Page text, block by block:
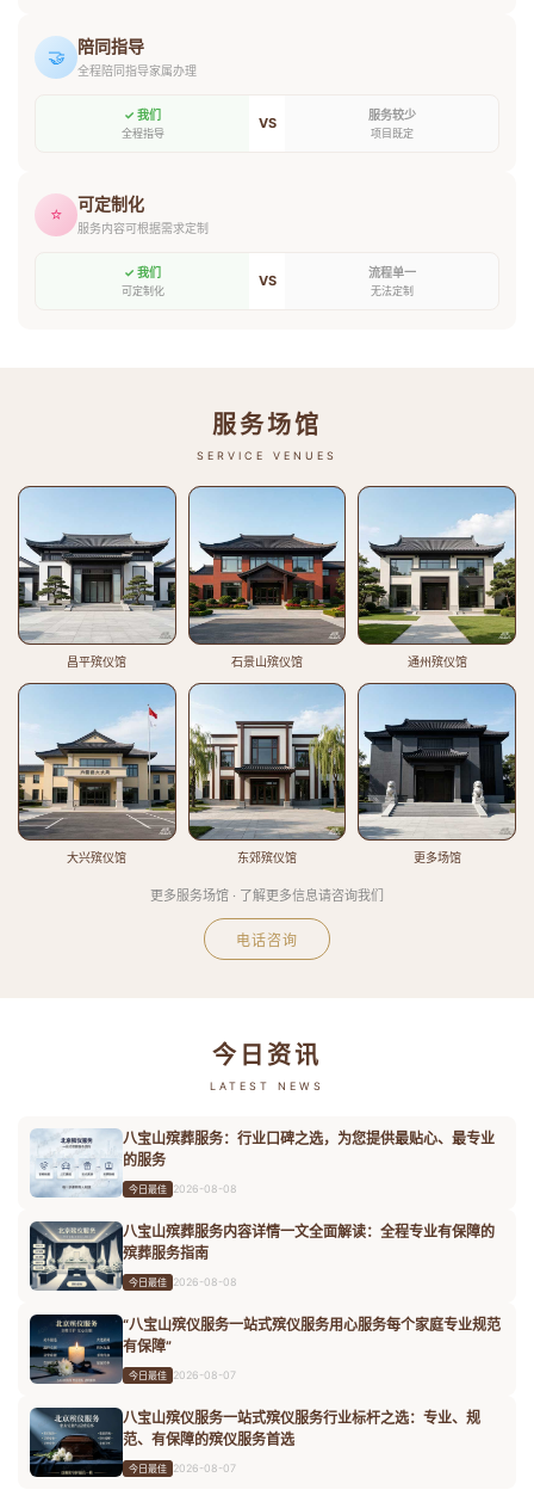
🤝 陪同指导
全程陪同指导家属办理
✓ 我们
全程指导
VS 服务较少
项目既定
⭐ 可定制化
服务内容可根据需求定制
✓ 我们
可定制化
VS 流程单一
无法定制
服务场馆
SERVICE VENUES
昌平殡仪馆 石景山殡仪馆 通州殡仪馆
大兴殡仪馆 东郊殡仪馆 更多场馆
更多服务场馆 · 了解更多信息请咨询我们
电话咨询
今日资讯
LATEST NEWS
八宝山殡葬服务：行业口碑之选，为您提供最贴心、最专业
的服务
今日最佳 2026-08-08
八宝山殡葬服务内容详情一文全面解读：全程专业有保障的
殡葬服务指南
今日最佳 2026-08-08
“八宝山殡仪服务一站式殡仪服务用心服务每个家庭专业规范
有保障”
今日最佳 2026-08-07
八宝山殡仪服务一站式殡仪服务行业标杆之选：专业、规
范、有保障的殡仪服务首选
今日最佳 2026-08-07